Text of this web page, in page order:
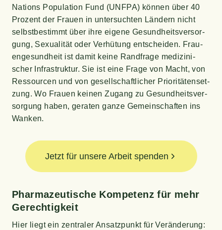
Nati­ons Popu­la­ti­on Fund (UNFPA) kön­nen über 40
Pro­zent der Frau­en in unter­such­ten Län­dern nicht
selbst­be­stimmt über ihre eige­ne Gesund­heits­ver­sor­
gung, Sexua­li­tät oder Ver­hü­tung ent­schei­den. Frau­
en­ge­sund­heit ist damit kei­ne Rand­fra­ge medi­zi­ni­
scher Infra­struk­tur. Sie ist eine Fra­ge von Macht, von
Res­sour­cen und von gesell­schaft­li­cher Prio­ri­tä­ten­set­
zung. Wo Frau­en kei­nen Zugang zu Gesund­heits­ver­
sor­gung haben, gera­ten gan­ze Gemein­schaf­ten ins
Wanken.
Jetzt für unsere Arbeit spenden
Phar­ma­zeu­ti­sche Kom­pe­tenz für mehr
Gerechtigkeit
Hier liegt ein zen­tra­ler Ansatz­punkt für Ver­än­de­rung: